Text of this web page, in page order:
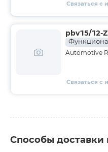
Связаться
pbv15/12-
Automotive
Связаться
Способы доставки